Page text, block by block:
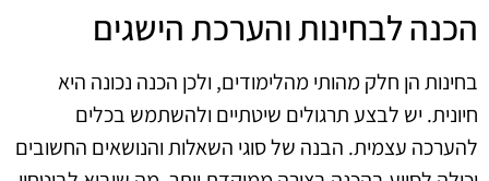
הכנה לבחינות והערכת הישגים
בחינות הן חלק מהותי מהלימודים, ולכן הכנה נכונה היא
חיונית. יש לבצע תרגולים שיטתיים ולהשתמש בכלים
להערכה עצמית. הבנה של סוגי השאלות והנושאים החשובים